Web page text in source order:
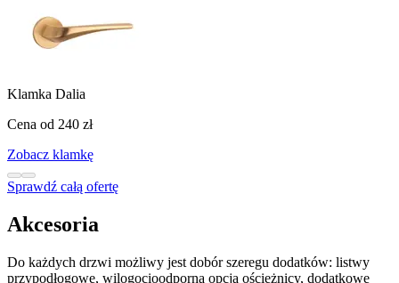
Klamka Dalia
Cena od 240 zł
Zobacz klamkę
Sprawdź całą ofertę
Akcesoria
Do każdych drzwi możliwy jest dobór szeregu dodatków: listwy
przypodłogowe, wilogocioodporna opcja ościeżnicy, dodatkowe